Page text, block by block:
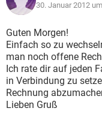
30. Januar 2012
Guten Morgen!
Einfach so zu
man noch offene
Ich rate dir auf jeden
in Verbindung zu
Rechnung
Lieben Gruß